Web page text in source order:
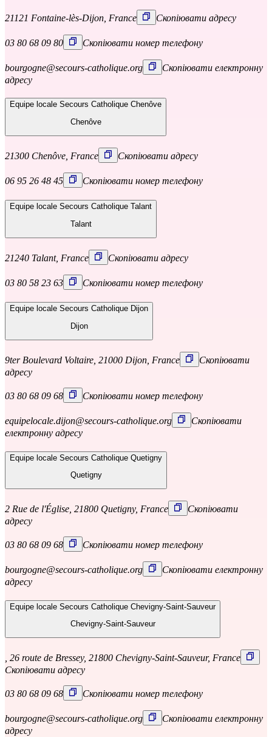
21121 Fontaine-lès-Dijon, France Скопіювати адресу
03 80 68 09 80 Скопіювати номер телефону
bourgogne@secours-catholique.org
Скопіювати електронну
адресу
Equipe locale Secours Catholique Chenôve
Chenôve
21300 Chenôve, France Скопіювати адресу
06 95 26 48 45 Скопіювати номер телефону
Equipe locale Secours Catholique Talant
Talant
21240 Talant, France Скопіювати адресу
03 80 58 23 63 Скопіювати номер телефону
Equipe locale Secours Catholique Dijon
Dijon
9ter Boulevard Voltaire, 21000 Dijon, France
Скопіювати
адресу
03 80 68 09 68 Скопіювати номер телефону
equipelocale.dijon@secours-catholique.org
Скопіювати
електронну адресу
Equipe locale Secours Catholique Quetigny
Quetigny
2 Rue de l'Église, 21800 Quetigny, France
Скопіювати
адресу
03 80 68 09 68 Скопіювати номер телефону
bourgogne@secours-catholique.org
Скопіювати електронну
адресу
Equipe locale Secours Catholique Chevigny-Saint-Sauveur
Chevigny-Saint-Sauveur
, 26 route de Bressey, 21800 Chevigny-Saint-Sauveur, France
Скопіювати адресу
03 80 68 09 68 Скопіювати номер телефону
bourgogne@secours-catholique.org
Скопіювати електронну
адресу